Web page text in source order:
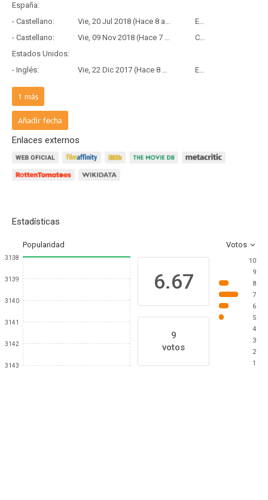
España:
- Castellano:
Vie, 20 Jul 2018 (Hace 8 años)
Estreno
- Castellano:
Vie, 09 Nov 2018 (Hace 7 años y 9 meses)
Copia Física
Estados Unidos:
- Inglés:
Vie, 22 Dic 2017 (Hace 8 años y 7 meses)
Estreno
Francia:
- Frances:
1 más
Añadir fecha
Enlaces externos
Estadísticas
Popularidad Votos
3138
3139
3140
3141
3142
3143
6.67
9
votos
10
9
8
7
6
5
4
3
2
1